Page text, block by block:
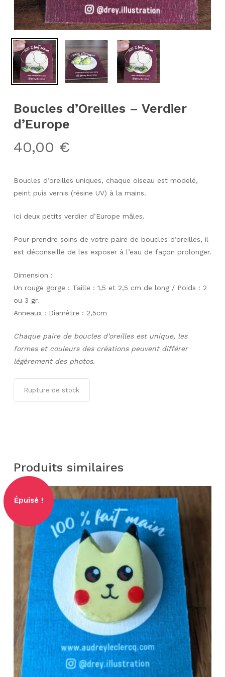
Boucles d’Oreilles – Verdier
d’Europe
40,00 €
Boucles d’oreilles uniques, chaque oiseau est modelé,
peint puis vernis (résine UV) à la mains.
Ici deux petits verdier d’Europe mâles.
Pour prendre soins de votre paire de boucles d’oreilles, il
est déconseillé de les exposer à l’eau de façon prolonger.
Dimension :
Un rouge gorge : Taille : 1,5 et 2,5 cm de long / Poids : 2
ou 3 gr.
Anneaux : Diamètre : 2,5cm
Chaque paire de boucles d’oreilles est unique, les
formes et couleurs des créations peuvent différer
légèrement des photos.
Rupture de stock
Produits similaires